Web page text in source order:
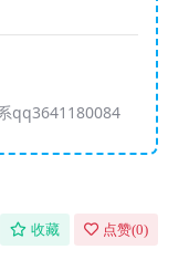
qq3641180084
收藏 点赞(0)